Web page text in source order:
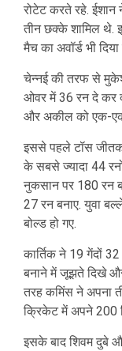
रोटेट करते रहे.
तीन छक्के शामिल थे.
मैच का अवॉर्ड भी दिया
चेन्नई की तरफ से
ओवर में 36 रन दे कर
और अकील को एक-एक
इससे पहले टॉस
के सबसे ज्यादा 44
नुकसान पर 180 रन
27 रन बनाए. युवा
बोल्ड हो गए.
कार्तिक ने 19 गेंदों
बनाने में जूझते दिखे
तरह कमिंस ने अपना
क्रिकेट में अपने 200
इसके बाद शिवम दुबे